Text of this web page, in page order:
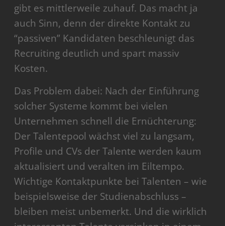
gibt es mittlerweile zuhauf. Das macht ja
auch Sinn, denn der direkte Kontakt zu
“passiven” Kandidaten beschleunigt das
Recruiting deutlich und spart massiv
Kosten.
Das Problem dabei: Nach der Einführung
solcher Systeme kommt bei vielen
Unternehmen schnell die Ernüchterung:
Der Talentepool wächst viel zu langsam,
Profile und CVs der Talente werden kaum
aktualisiert und veralten im Eiltempo.
Wichtige Kontaktpunkte bei Talenten – wie
beispielsweise der Studienabschluss –
bleiben meist unbemerkt. Und die wirklich